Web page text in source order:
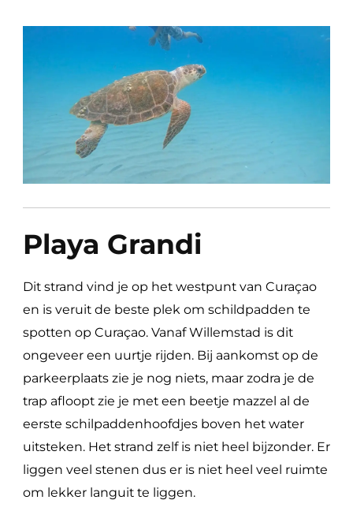
Playa Grandi
Dit strand vind je op het westpunt van Curaçao
en is veruit de beste plek om schildpadden te
spotten op Curaçao. Vanaf Willemstad is dit
ongeveer een uurtje rijden. Bij aankomst op de
parkeerplaats zie je nog niets, maar zodra je de
trap afloopt zie je met een beetje mazzel al de
eerste schilpaddenhoofdjes boven het water
uitsteken. Het strand zelf is niet heel bijzonder. Er
liggen veel stenen dus er is niet heel veel ruimte
om lekker languit te liggen.